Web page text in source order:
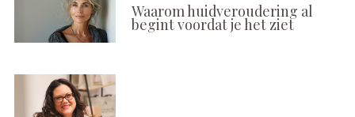
Waarom huidveroudering al
begint voordat je het ziet